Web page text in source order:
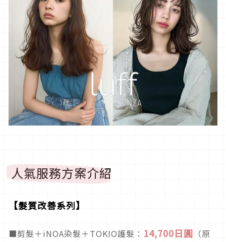
人氣服務方案介紹
【髮質改善系列】
■剪髮＋iNOA染髮＋TOKIO護髮： 14,700日圓 （原